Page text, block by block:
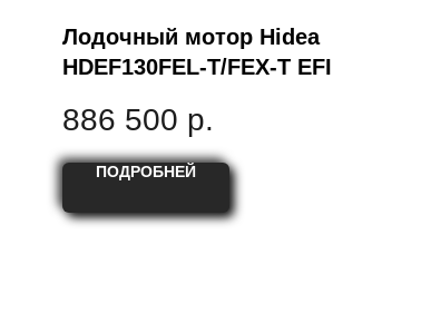
Лодочный мотор Hidea
HDEF130FEL-T/FEX-T EFI
886 500 р.
ПОДРОБНЕЙ